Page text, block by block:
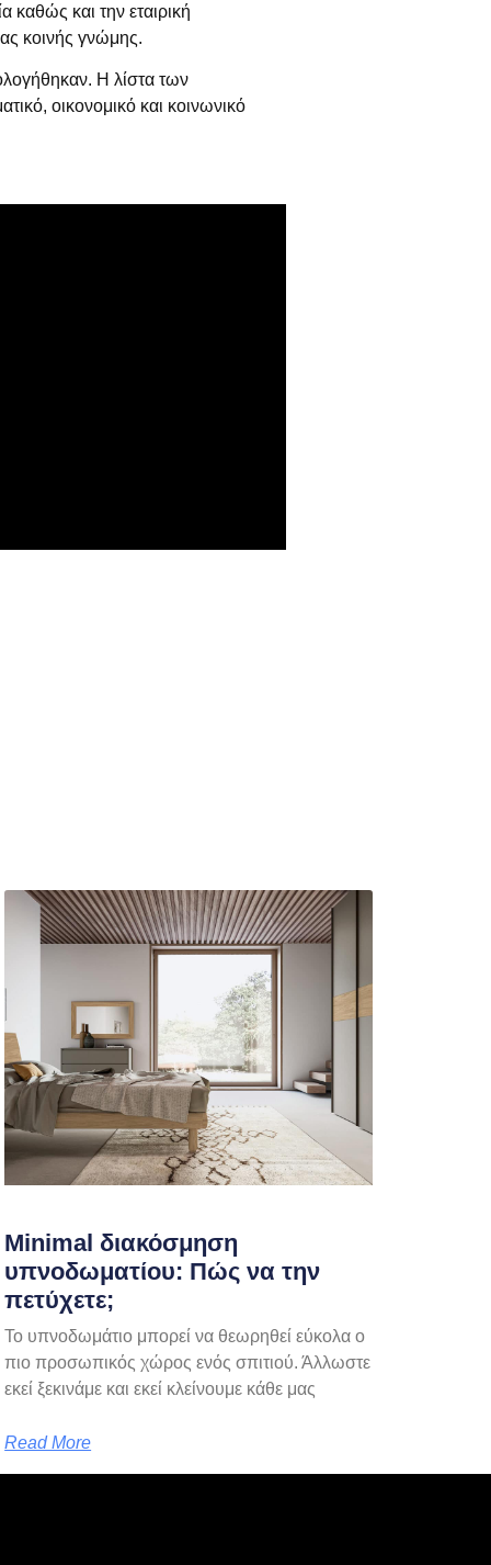
καθώς και την εταιρική
κοινής γνώμης.
H λίστα των
οικονομικό και κοινωνικό
Minimal διακόσμηση
υπνοδωματίου: Πώς να την
πετύχετε;
Το υπνοδωμάτιο μπορεί να θεωρηθεί εύκολα ο
πιο προσωπικός χώρος ενός σπιτιού. Άλλωστε
εκεί ξεκινάμε και εκεί κλείνουμε κάθε μας
Read More